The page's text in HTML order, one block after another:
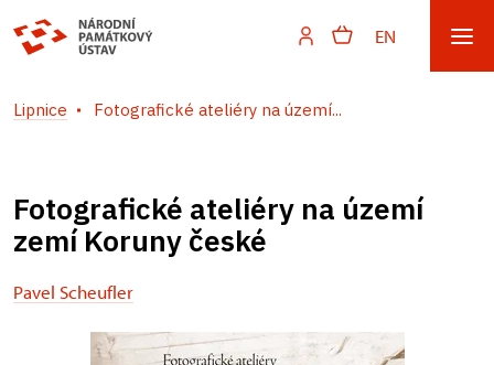
EN
Lipnice Fotografické ateliéry na území...
Fotografické ateliéry na území
zemí Koruny české
Pavel Scheufler